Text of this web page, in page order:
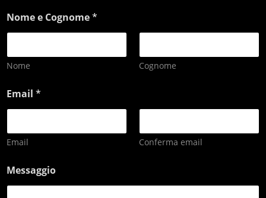
Nome e Cognome*
Nome Cognome
Email *
Email Conferma email
Messaggio